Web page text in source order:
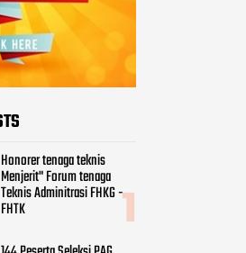
Menjerit" Forum tenaga
Teknis Adminitrasi FHKG -
FHTK
144 Peserta Seleksi PAG
Polda Kalteng
Truk Box yang Kecelakaan di
Jalur Gentong Ternyata
Angkut Ratusan Botol Miras